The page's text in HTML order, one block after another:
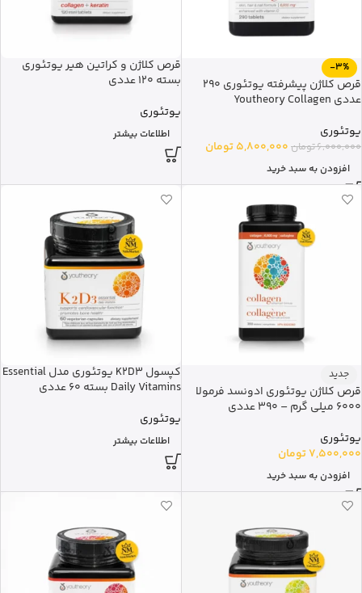
-3%
قرص کلاژن پیشرفته یوتئوری 290
عددی Youtheory Collagen
یوتئوری
6,000,000تومان 5,800,000تومان
افزودن به سبد خرید
قرص کلاژن و کراتین هیر یوتئوری
بسته 120 عددی
یوتئوری
اطلاعات بیشتر
جدید
قرص کلاژن یوتئوری ادونسد فرمولا
6000 میلی گرم – 390 عددی
یوتئوری
7,500,000تومان
افزودن به سبد خرید
کپسول K2D3 یوتئوری مدل Essential
Daily Vitamins بسته 60 عددی
یوتئوری
اطلاعات بیشتر